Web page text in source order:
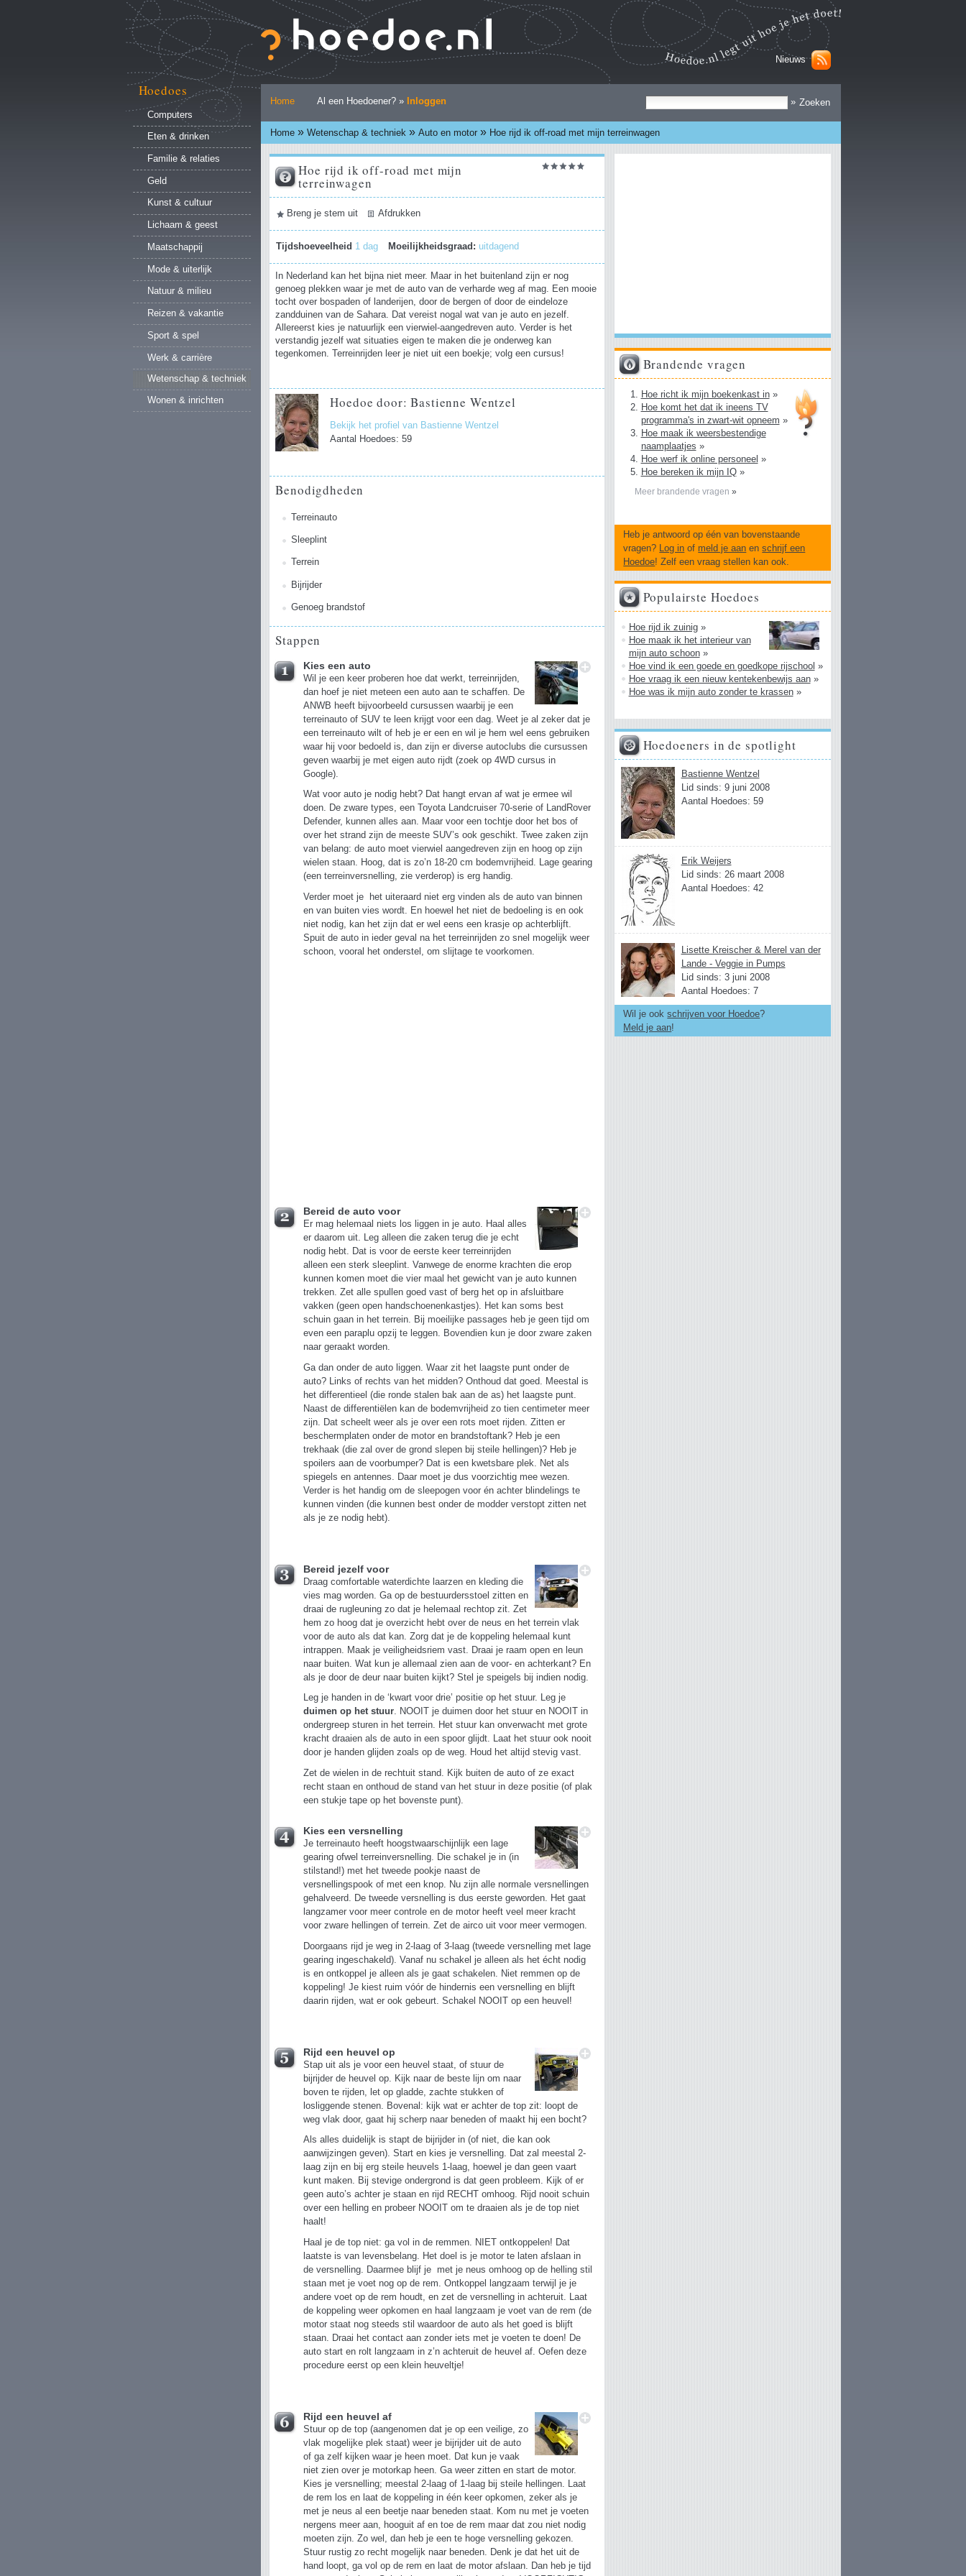
naar
inhoud.
Ga
naar
navigatie
Nieuws
»
Persoonlijke
hulpmiddelen
Home Al een Hoedoener? » Inloggen
Home » Wetenschap & techniek » Auto en motor » Hoe rijd ik off-road met mijn terreinwagen
Hoedoes
Computers
Eten & drinken
Familie & relaties
Geld
Kunst & cultuur
Lichaam & geest
Maatschappij
Mode & uiterlijk
Natuur & milieu
Reizen & vakantie
Sport & spel
Werk & carrière
Wetenschap & techniek
Wonen & inrichten
Hoe rijd ik off-road met mijn
terreinwagen
Document
Breng je stem uit Afdrukken
Tijdshoeveelheid 1 dag Moeilijkheidsgraad: uitdagend
In Nederland kan het bijna niet meer. Maar in het buitenland zijn er nog
genoeg plekken waar je met de auto van de verharde weg af mag. Een mooie
tocht over bospaden of landerijen, door de bergen of door de eindeloze
zandduinen van de Sahara. Dat vereist nogal wat van je auto en jezelf.
Allereerst kies je natuurlijk een vierwiel-aangedreven auto. Verder is het
verstandig jezelf wat situaties eigen te maken die je onderweg kan
tegenkomen. Terreinrijden leer je niet uit een boekje; volg een cursus!
Hoedoe door: Bastienne Wentzel
Bekijk het profiel van Bastienne Wentzel
Aantal Hoedoes: 59
Benodigdheden
Terreinauto
Sleeplint
Terrein
Bijrijder
Genoeg brandstof
Stappen
Kies een auto
Wil je een keer proberen hoe dat werkt, terreinrijden,
dan hoef je niet meteen een auto aan te schaffen. De
ANWB heeft bijvoorbeeld cursussen waarbij je een
terreinauto of SUV te leen krijgt voor een dag. Weet je al zeker dat je
een terreinauto wilt of heb je er een en wil je hem wel eens gebruiken
waar hij voor bedoeld is, dan zijn er diverse autoclubs die cursussen
geven waarbij je met eigen auto rijdt (zoek op 4WD cursus in
Google).
Wat voor auto je nodig hebt? Dat hangt ervan af wat je ermee wil
doen. De zware types, een Toyota Landcruiser 70-serie of LandRover
Defender, kunnen alles aan. Maar voor een tochtje door het bos of
over het strand zijn de meeste SUV’s ook geschikt. Twee zaken zijn
van belang: de auto moet vierwiel aangedreven zijn en hoog op zijn
wielen staan. Hoog, dat is zo’n 18-20 cm bodemvrijheid. Lage gearing
(een terreinversnelling, zie verderop) is erg handig.
Verder moet je het uiteraard niet erg vinden als de auto van binnen
en van buiten vies wordt. En hoewel het niet de bedoeling is en ook
niet nodig, kan het zijn dat er wel eens een krasje op achterblijft.
Spuit de auto in ieder geval na het terreinrijden zo snel mogelijk weer
schoon, vooral het onderstel, om slijtage te voorkomen.
Bereid de auto voor
Er mag helemaal niets los liggen in je auto. Haal alles
er daarom uit. Leg alleen die zaken terug die je echt
nodig hebt. Dat is voor de eerste keer terreinrijden
alleen een sterk sleeplint. Vanwege de enorme krachten die erop
kunnen komen moet die vier maal het gewicht van je auto kunnen
trekken. Zet alle spullen goed vast of berg het op in afsluitbare
vakken (geen open handschoenenkastjes). Het kan soms best
schuin gaan in het terrein. Bij moeilijke passages heb je geen tijd om
even een paraplu opzij te leggen. Bovendien kun je door zware zaken
naar geraakt worden.
Ga dan onder de auto liggen. Waar zit het laagste punt onder de
auto? Links of rechts van het midden? Onthoud dat goed. Meestal is
het differentieel (die ronde stalen bak aan de as) het laagste punt.
Naast de differentiëlen kan de bodemvrijheid zo tien centimeter meer
zijn. Dat scheelt weer als je over een rots moet rijden. Zitten er
beschermplaten onder de motor en brandstoftank? Heb je een
trekhaak (die zal over de grond slepen bij steile hellingen)? Heb je
spoilers aan de voorbumper? Dat is een kwetsbare plek. Net als
spiegels en antennes. Daar moet je dus voorzichtig mee wezen.
Verder is het handig om de sleepogen voor én achter blindelings te
kunnen vinden (die kunnen best onder de modder verstopt zitten net
als je ze nodig hebt).
Bereid jezelf voor
Draag comfortable waterdichte laarzen en kleding die
vies mag worden. Ga op de bestuurdersstoel zitten en
draai de rugleuning zo dat je helemaal rechtop zit. Zet
hem zo hoog dat je overzicht hebt over de neus en het terrein vlak
voor de auto als dat kan. Zorg dat je de koppeling helemaal kunt
intrappen. Maak je veiligheidsriem vast. Draai je raam open en leun
naar buiten. Wat kun je allemaal zien aan de voor- en achterkant? En
als je door de deur naar buiten kijkt? Stel je speigels bij indien nodig.
Leg je handen in de ‘kwart voor drie’ positie op het stuur. Leg je
duimen op het stuur. NOOIT je duimen door het stuur en NOOIT in
ondergreep sturen in het terrein. Het stuur kan onverwacht met grote
kracht draaien als de auto in een spoor glijdt. Laat het stuur ook nooit
door je handen glijden zoals op de weg. Houd het altijd stevig vast.
Zet de wielen in de rechtuit stand. Kijk buiten de auto of ze exact
recht staan en onthoud de stand van het stuur in deze positie (of plak
een stukje tape op het bovenste punt).
Kies een versnelling
Je terreinauto heeft hoogstwaarschijnlijk een lage
gearing ofwel terreinversnelling. Die schakel je in (in
stilstand!) met het tweede pookje naast de
versnellingspook of met een knop. Nu zijn alle normale versnellingen
gehalveerd. De tweede versnelling is dus eerste geworden. Het gaat
langzamer voor meer controle en de motor heeft veel meer kracht
voor zware hellingen of terrein. Zet de airco uit voor meer vermogen.
Doorgaans rijd je weg in 2-laag of 3-laag (tweede versnelling met lage
gearing ingeschakeld). Vanaf nu schakel je alleen als het écht nodig
is en ontkoppel je alleen als je gaat schakelen. Niet remmen op de
koppeling! Je kiest ruim vóór de hindernis een versnelling en blijft
daarin rijden, wat er ook gebeurt. Schakel NOOIT op een heuvel!
Rijd een heuvel op
Stap uit als je voor een heuvel staat, of stuur de
bijrijder de heuvel op. Kijk naar de beste lijn om naar
boven te rijden, let op gladde, zachte stukken of
losliggende stenen. Bovenal: kijk wat er achter de top zit: loopt de
weg vlak door, gaat hij scherp naar beneden of maakt hij een bocht?
Als alles duidelijk is stapt de bijrijder in (of niet, die kan ook
aanwijzingen geven). Start en kies je versnelling. Dat zal meestal 2-
laag zijn en bij erg steile heuvels 1-laag, hoewel je dan geen vaart
kunt maken. Bij stevige ondergrond is dat geen probleem. Kijk of er
geen auto’s achter je staan en rijd RECHT omhoog. Rijd nooit schuin
over een helling en probeer NOOIT om te draaien als je de top niet
haalt!
Haal je de top niet: ga vol in de remmen. NIET ontkoppelen! Dat
laatste is van levensbelang. Het doel is je motor te laten afslaan in
de versnelling. Daarmee blijf je met je neus omhoog op de helling stil
staan met je voet nog op de rem. Ontkoppel langzaam terwijl je je
andere voet op de rem houdt, en zet de versnelling in achteruit. Laat
de koppeling weer opkomen en haal langzaam je voet van de rem (de
motor staat nog steeds stil waardoor de auto als het goed is blijft
staan. Draai het contact aan zonder iets met je voeten te doen! De
auto start en rolt langzaam in z’n achteruit de heuvel af. Oefen deze
procedure eerst op een klein heuveltje!
Rijd een heuvel af
Stuur op de top (aangenomen dat je op een veilige, zo
vlak mogelijke plek staat) weer je bijrijder uit de auto
of ga zelf kijken waar je heen moet. Dat kun je vaak
niet zien over je motorkap heen. Ga weer zitten en start de motor.
Kies je versnelling; meestal 2-laag of 1-laag bij steile hellingen. Laat
de rem los en laat de koppeling in één keer opkomen, zeker als je
met je neus al een beetje naar beneden staat. Kom nu met je voeten
nergens meer aan, hooguit af en toe de rem maar dat zou niet nodig
moeten zijn. Zo wel, dan heb je een te hoge versnelling gekozen.
Stuur rustig zo recht mogelijk naar beneden. Denk je dat het uit de
hand loopt, ga vol op de rem en laat de motor afslaan. Dan heb je tijd
Brandende vragen
Hoe richt ik mijn boekenkast in»
Hoe komt het dat ik ineens TV
programma's in zwart-wit opneem »
Hoe maak ik weersbestendige
naamplaatjes »
Hoe werf ik online personeel »
Hoe bereken ik mijn IQ»
Meer brandende vragen »
Heb je antwoord op één van bovenstaande
vragen? Log in of meld je aan enschrijf een
Hoedoe! Zelf een vraag stellen kan ook.
Populairste Hoedoes
Hoe rijd ik zuinig»
Hoe maak ik het interieur van
mijn auto schoon»
Hoe vind ik een goede en goedkope rijschool »
Hoe vraag ik een nieuw kentekenbewijs aan»
Hoe was ik mijn auto zonder te krassen»
Hoedoeners in de spotlight
Bastienne Wentzel
Lid sinds: 9 juni 2008
Aantal Hoedoes: 59
Erik Weijers
Lid sinds: 26 maart 2008
Aantal Hoedoes: 42
Lisette Kreischer & Merel van der
Lande - Veggie in Pumps
Lid sinds: 3 juni 2008
Aantal Hoedoes: 7
Wil je ookschrijven voor Hoedoe?
Meld je aan!